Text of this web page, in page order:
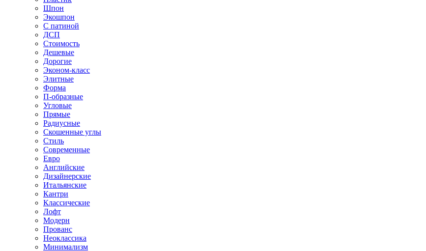
Шпон
Экошпон
С патиной
ДСП
Стоимость
Дешевые
Дорогие
Эконом-класс
Элитные
Форма
П-образные
Угловые
Прямые
Радиусные
Скошенные углы
Стиль
Современные
Евро
Английские
Дизайнерские
Итальянские
Кантри
Классические
Лофт
Модерн
Прованс
Неоклассика
Минимализм